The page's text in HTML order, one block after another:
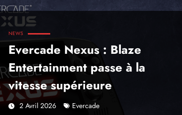
NEWS
Evercade Nexus : Blaze
Entertainment passe à la
vitesse supérieure
2 Avril 2026 Evercade